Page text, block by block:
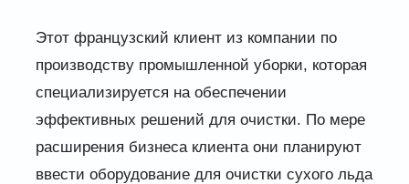
Этот французский клиент из компании по
производству промышленной уборки, которая
специализируется на обеспечении
эффективных решений для очистки. По мере
расширения бизнеса клиента они планируют
ввести оборудование для очистки сухого льда